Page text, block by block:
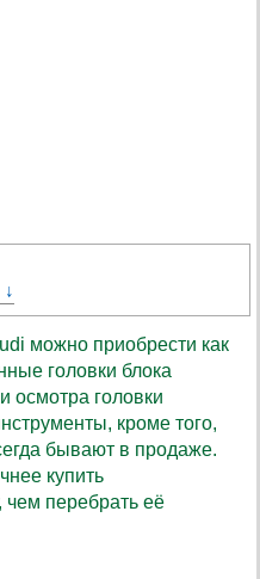
↓
можно приобрести как
головки блока
осмотра головки
кроме того,
бывают в продаже.
купить
чем перебрать её